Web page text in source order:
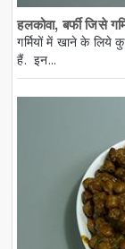
हलकोवा, बर्फी जिसे
गर्मियों में खाने के लिये
हैं. इन...